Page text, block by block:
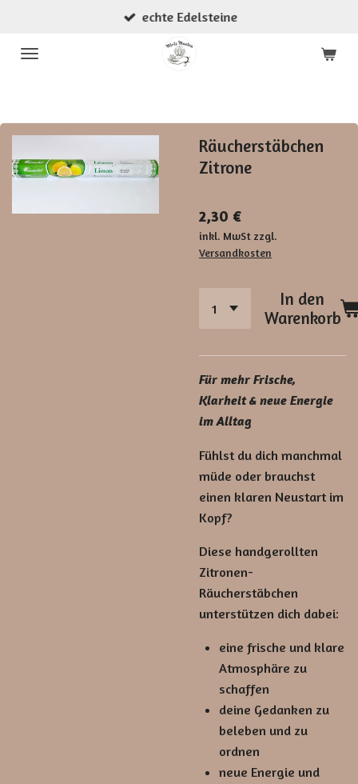
springen
echte Edelsteine
Räucherstäbchen
Zitrone
2,30 €
inkl. MwSt zzgl.
Versandkosten
In den
Warenkorb
Für mehr Frische,
Klarheit & neue Energie
im Alltag
Fühlst du dich manchmal
müde oder brauchst
einen klaren Neustart im
Kopf?
Diese handgerollten
Zitronen-
Räucherstäbchen
unterstützen dich dabei:
eine frische und klare
Atmosphäre zu
schaffen
deine Gedanken zu
beleben und zu
ordnen
neue Energie und